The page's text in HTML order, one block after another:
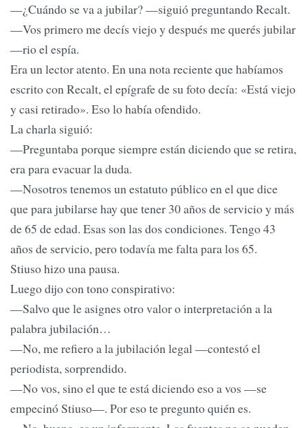
—¿Cuándo se va a jubilar? —siguió preguntando Recalt.
—Vos primero me decís viejo y después me querés jubilar
—rio el espía.
Era un lector atento. En una nota reciente que habíamos
escrito con Recalt, el epígrafe de su foto decía: «Está viejo
y casi retirado». Eso lo había ofendido.
La charla siguió:
—Preguntaba porque siempre están diciendo que se retira,
era para evacuar la duda.
—Nosotros tenemos un estatuto público en el que dice
que para jubilarse hay que tener 30 años de servicio y más
de 65 de edad. Esas son las dos condiciones. Tengo 43
años de servicio, pero todavía me falta para los 65.
Stiuso hizo una pausa.
Luego dijo con tono conspirativo:
—Salvo que le asignes otro valor o interpretación a la
palabra jubilación…
—No, me refiero a la jubilación legal —contestó el
periodista, sorprendido.
—No vos, sino el que te está diciendo eso a vos —se
empecinó Stiuso—. Por eso te pregunto quién es.